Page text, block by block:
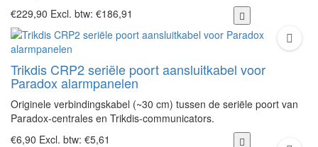
€229,90 Excl. btw: €186,91
Trikdis CRP2 seriële poort aansluitkabel voor
Paradox alarmpanelen
Originele verbindingskabel (~30 cm) tussen de seriële poort van
Paradox-centrales en Trikdis-communicators.
€6,90 Excl. btw: €5,61